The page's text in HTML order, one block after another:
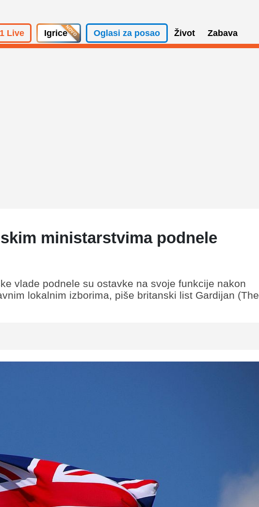
Live Igrice Oglasi za posao Život Zabava
ministarstvima podnele
vlade podnele su ostavke na svoje funkcije nakon
lokalnim izborima, piše britanski list Gardijan (The